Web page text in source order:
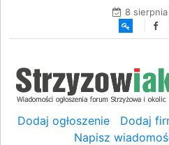
8
Dodaj ogłoszenie Dodaj
Napisz